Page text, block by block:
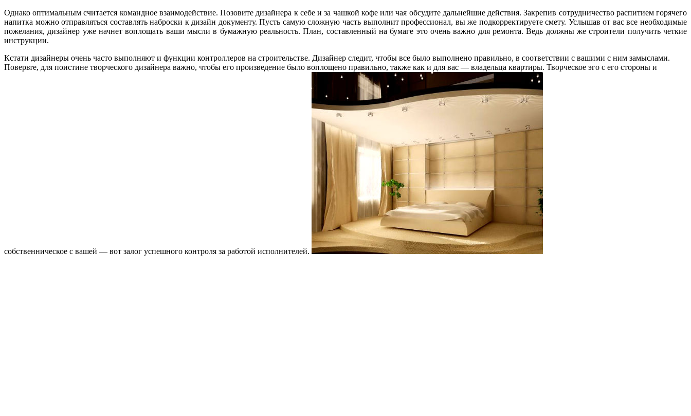
Однако оптимальным считается командное взаимодействие. Позовите дизайнера к себе и за чашкой кофе или чая обсудите дальнейшие действия. Закрепив сотрудничество распитием горячего
напитка можно отправляться составлять наброски к дизайн документу. Пусть самую сложную часть выполнит профессионал, вы же подкорректируете смету. Услышав от вас все необходимые
пожелания, дизайнер уже начнет воплощать ваши мысли в бумажную реальность. План, составленный на бумаге это очень важно для ремонта. Ведь должны же строители получить четкие
инструкции.
Кстати дизайнеры очень часто выполняют и функции контроллеров на строительстве. Дизайнер следит, чтобы все было выполнено правильно, в соответствии с вашими с ним замыслами.
Поверьте, для поистине творческого дизайнера важно, чтобы его произведение было воплощено правильно, также как и для вас — владельца квартиры. Творческое эго с его стороны и
собственническое с вашей — вот залог успешного контроля за работой исполнителей.